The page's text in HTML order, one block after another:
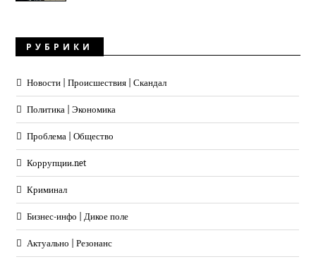
РУБРИКИ
Новости | Происшествия | Скандал
Политика | Экономика
Проблема | Общество
Коррупции.net
Криминал
Бизнес-инфо | Дикое поле
Актуально | Резонанс